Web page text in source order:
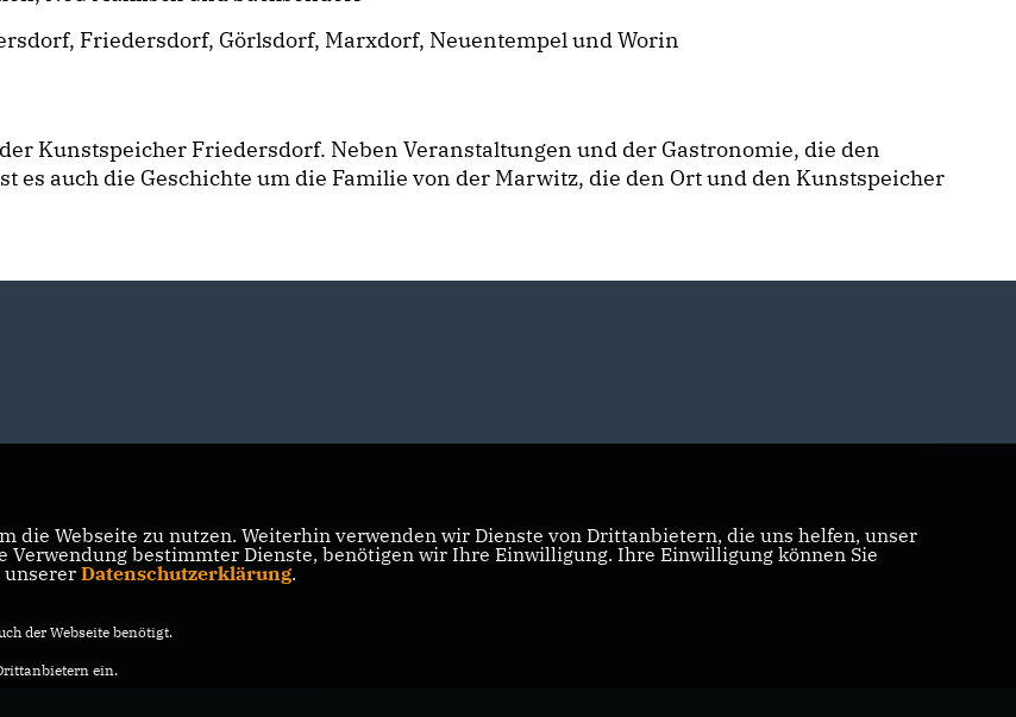
Friedersdorf, Görlsdorf, Marxdorf, Neuentempel und Worin
Kunstspeicher Friedersdorf. Neben Veranstaltungen und der Gastronomie, die den
es auch die Geschichte um die Familie von der Marwitz, die den Ort und den Kunstspeicher
die Webseite zu nutzen. Weiterhin verwenden wir Dienste von Drittanbietern, die uns helfen, unser
Verwendung bestimmter Dienste, benötigen wir Ihre Einwilligung. Ihre Einwilligung können Sie
unserer Datenschutzerklärung.
der Webseite benötigt.
ein.